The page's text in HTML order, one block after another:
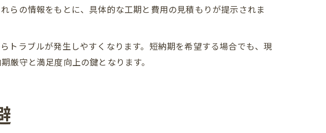
らの情報をもとに、具体的な工期と費用の見積もりが提示されま
トラブルが発生しやすくなります。短納期を希望する場合でも、現
厳守と満足度向上の鍵となります。